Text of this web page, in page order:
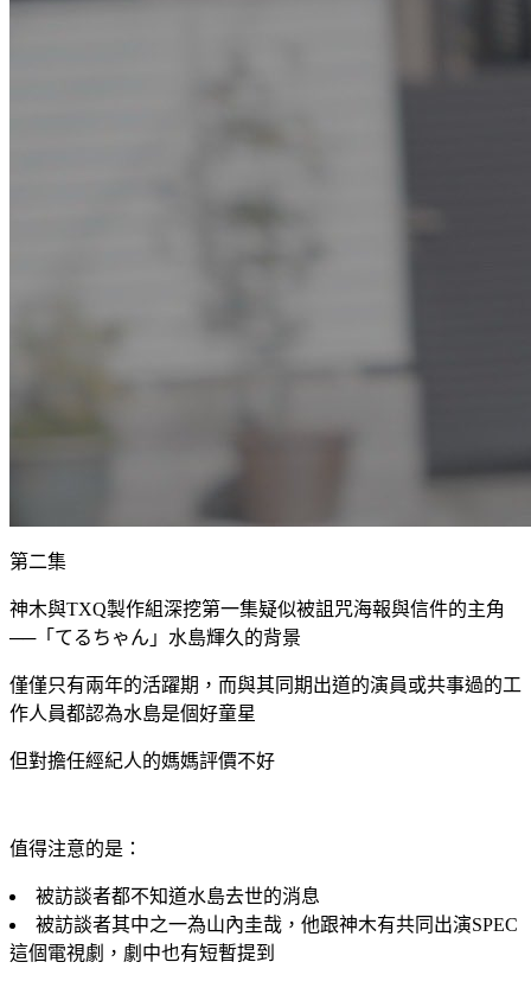
第二集
神木與TXQ製作組深挖第一集疑似被詛咒海報與信件的主角
──「てるちゃん」水島輝久的背景
僅僅只有兩年的活躍期，而與其同期出道的演員或共事過的工
作人員都認為水島是個好童星
但對擔任經紀人的媽媽評價不好
值得注意的是：
被訪談者都不知道水島去世的消息
被訪談者其中之一為山內圭哉，他跟神木有共同出演SPEC
這個電視劇，劇中也有短暫提到